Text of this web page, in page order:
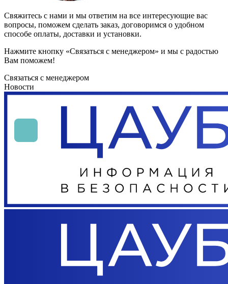
Свяжитесь с нами и мы ответим на все интересующие вас
вопросы, поможем сделать заказ, договоримся о удобном
способе оплаты, доставки и установки.
Нажмите кнопку «Связаться с менеджером» и мы с радостью
Вам поможем!
Связаться с менеджером
Новости